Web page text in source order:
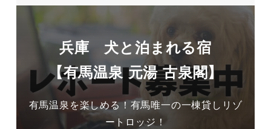
兵庫 犬と泊まれる宿
【有馬温泉 元湯 古泉閣】
有馬温泉を楽しめる！有馬唯一の一棟貸しリゾ
ートロッジ！